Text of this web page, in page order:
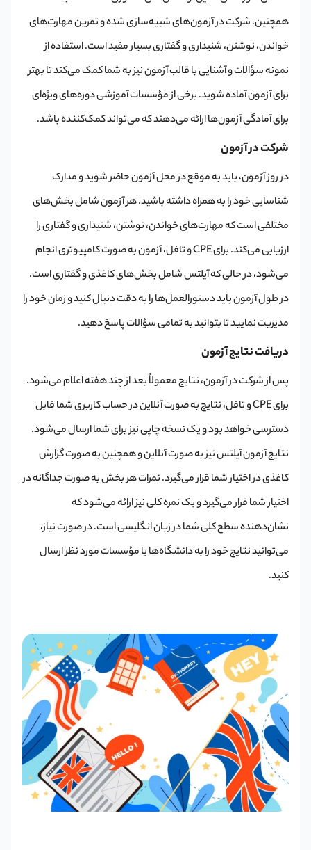
همچنین، شرکت در آزمون‌های شبیه‌سازی شده و تمرین مهارت‌های
خواندن، نوشتن، شنیداری و گفتاری بسیار مفید است. استفاده از
نمونه سؤالات و آشنایی با قالب آزمون نیز به شما کمک می‌کند تا بهتر
برای آزمون آماده شوید. برخی از مؤسسات آموزشی دوره‌های ویژه‌ای
برای آمادگی آزمون‌ها ارائه می‌دهند که می‌تواند کمک‌کننده باشد.
شرکت در آزمون
در روز آزمون، باید به موقع در محل آزمون حاضر شوید و مدارک
شناسایی خود را به همراه داشته باشید. هر آزمون شامل بخش‌های
مختلفی است که مهارت‌های خواندن، نوشتن، شنیداری و گفتاری را
ارزیابی می‌کند. برای CPE و تافل، آزمون به صورت کامپیوتری انجام
می‌شود، در حالی که آیلتس شامل بخش‌های کاغذی و گفتاری است.
در طول آزمون باید دستورالعمل‌ها را به دقت دنبال کنید و زمان خود را
مدیریت نمایید تا بتوانید به تمامی سؤالات پاسخ دهید.
دریافت نتایج آزمون
پس از شرکت در آزمون، نتایج معمولاً بعد از چند هفته اعلام می‌شود.
برای CPE و تافل، نتایج به صورت آنلاین در حساب کاربری شما قابل
دسترسی خواهد بود و یک نسخه چاپی نیز برای شما ارسال می‌شود.
نتایج آزمون آیلتس نیز به صورت آنلاین و همچنین به صورت گزارش
کاغذی در اختیار شما قرار می‌گیرد. نمرات هر بخش به صورت جداگانه در
اختیار شما قرار می‌گیرد و یک نمره کلی نیز ارائه می‌شود که
نشان‌دهنده سطح کلی شما در زبان انگلیسی است. در صورت نیاز،
می‌توانید نتایج خود را به دانشگاه‌ها یا مؤسسات مورد نظر ارسال
کنید.